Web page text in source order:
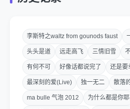
不会打歌么学打歌
祖祖辈辈留下的舞步
李斯特之waltz from gounods faust
头头是道 远走高飞 三情旧雪
有何不可 好像话都说完了 还是要
最深刻的爱(Live) 独一无二 散落
ma bulle 气泡 2012 为什么都是你耶